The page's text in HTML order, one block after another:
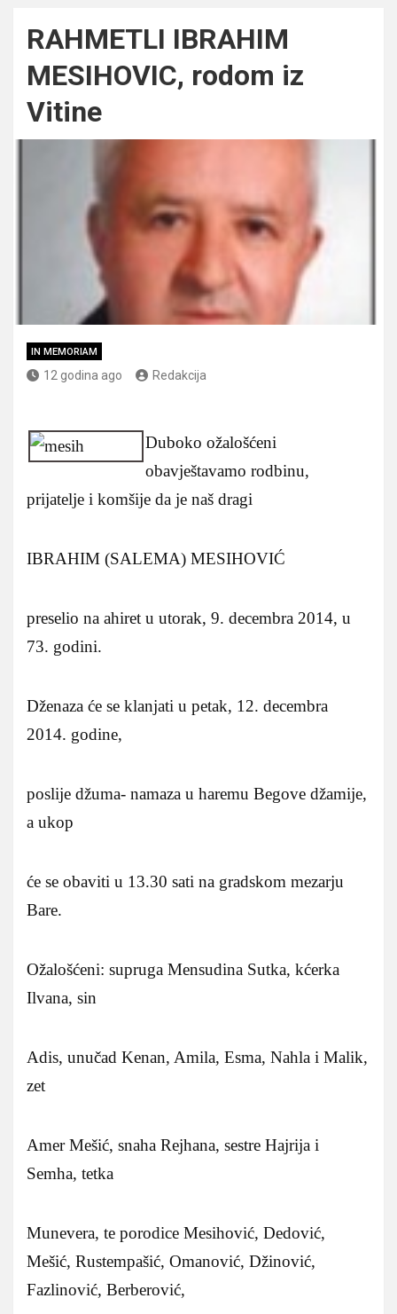
RAHMETLI IBRAHIM
MESIHOVIC, rodom iz
Vitine
IN MEMORIAM
12 godina ago Redakcija
Duboko ožalošćeni
obavještavamo rodbinu,
prijatelje i komšije da je naš dragi
IBRAHIM (SALEMA) MESIHOVIĆ
preselio na ahiret u utorak, 9. decembra 2014, u
73. godini.
Dženaza će se klanjati u petak, 12. decembra
2014. godine,
poslije džuma- namaza u haremu Begove džamije,
a ukop
će se obaviti u 13.30 sati na gradskom mezarju
Bare.
Ožalošćeni: supruga Mensudina Sutka, kćerka
Ilvana, sin
Adis, unučad Kenan, Amila, Esma, Nahla i Malik,
zet
Amer Mešić, snaha Rejhana, sestre Hajrija i
Semha, tetka
Munevera, te porodice Mesihović, Dedović,
Mešić, Rustempašić, Omanović, Džinović,
Fazlinović, Berberović,